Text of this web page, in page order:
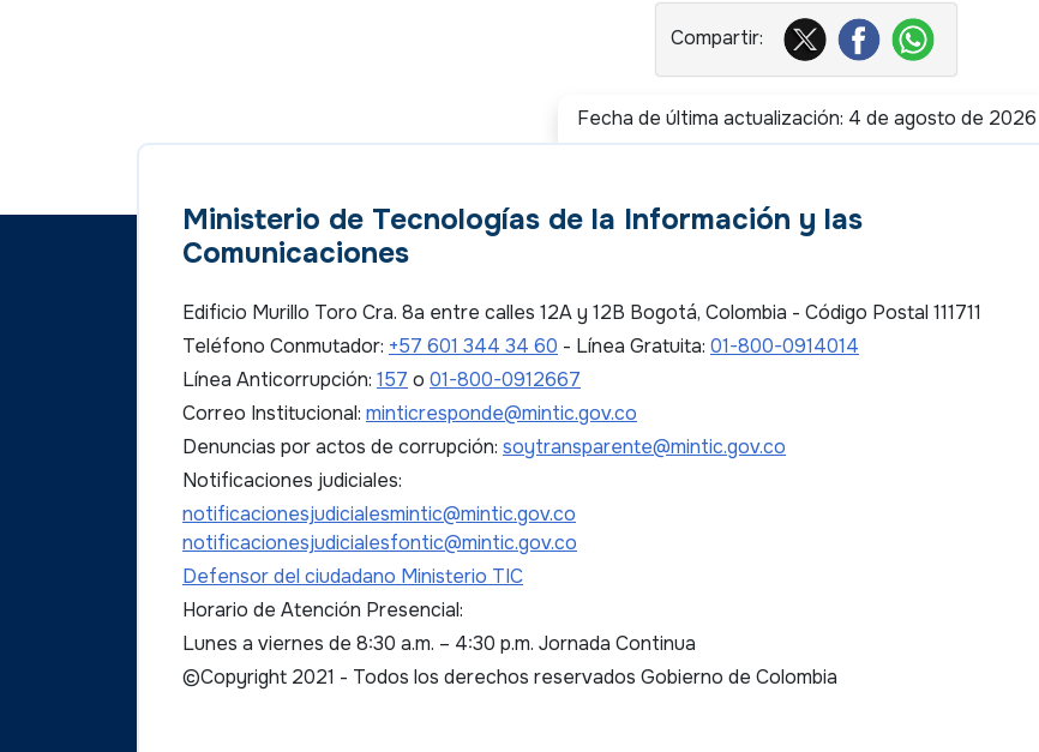
Fecha de última actualización: 4 de agosto de 2026
Ministerio de Tecnologías de la Información y las
Comunicaciones
Edificio Murillo Toro Cra. 8a entre calles 12A y 12B Bogotá, Colombia - Código Postal 111711
Teléfono Conmutador: +57 601 344 34 60 - Línea Gratuita: 01-800-0914014
Línea Anticorrupción: 157 o 01-800-0912667
Correo Institucional: minticresponde@mintic.gov.co
Denuncias por actos de corrupción: soytransparente@mintic.gov.co
Notificaciones judiciales:
notificacionesjudicialesmintic@mintic.gov.co
notificacionesjudicialesfontic@mintic.gov.co
Defensor del ciudadano Ministerio TIC
Horario de Atención Presencial:
Lunes a viernes de 8:30 a.m. – 4:30 p.m. Jornada Continua
©Copyright 2021 - Todos los derechos reservados Gobierno de Colombia